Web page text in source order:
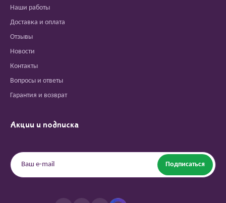
Наши работы
Доставка и оплата
Отзывы
Новости
Контакты
Вопросы и ответы
Гарантия и возврат
Акции и подписка
Подписаться